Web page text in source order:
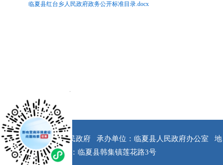
临夏县红台乡人民政府政务公开标准目录.docx
版权所有：临夏县人民政府 承办单位：临夏县人民政府办公室
地
址：临夏县韩集镇莲花路3号
x